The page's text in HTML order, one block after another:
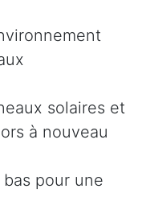
solaires et
à nouveau
pour une